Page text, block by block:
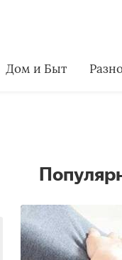
Дом и Быт